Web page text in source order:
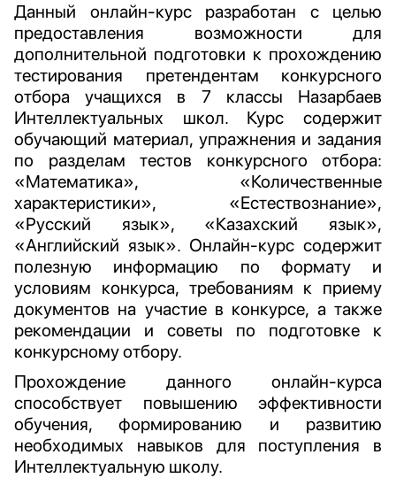
Данный онлайн-курс разработан с целью
предоставления возможности для
дополнительной подготовки к прохождению
тестирования претендентам конкурсного
отбора учащихся в 7 классы Назарбаев
Интеллектуальных школ. Курс содержит
обучающий материал, упражнения и задания
по разделам тестов конкурсного отбора:
«Математика», «Количественные
характеристики», «Естествознание»,
«Русский язык», «Казахский язык»,
«Английский язык». Онлайн-курс содержит
полезную информацию по формату и
условиям конкурса, требованиям к приему
документов на участие в конкурсе, а также
рекомендации и советы по подготовке к
конкурсному отбору.
Прохождение данного онлайн-курса
способствует повышению эффективности
обучения, формированию и развитию
необходимых навыков для поступления в
Интеллектуальную школу.